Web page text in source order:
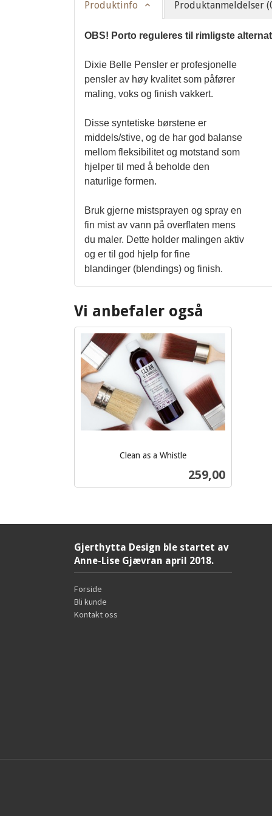
Produktinfo Produktanmeldelser
OBS! Porto reguleres til rimligste
Dixie Belle Pensler er profesjonelle
pensler av høy kvalitet som påfører
maling, voks og finish vakkert.
Disse syntetiske børstene er
middels/stive, og de har god balanse
mellom fleksibilitet og motstand som
hjelper til med å beholde den
naturlige formen.
Bruk gjerne mistsprayen og spray en
fin mist av vann på overflaten mens
du maler. Dette holder malingen aktiv
og er til god hjelp for fine
blandinger (blendings) og finish.
Vi anbefaler også
Clean as a Whistle
Pris
259,00
Gjerthytta Design ble startet av
Anne-Lise Gjævran april 2018.
Forside
Bli kunde
Kontakt oss